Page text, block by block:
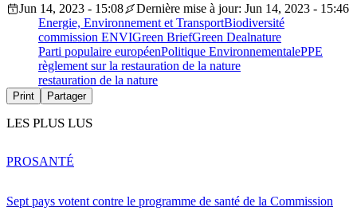
Jun 14, 2023 - 15:08
Dernière mise à jour: Jun 14, 2023 - 15:46
Energie, Environnement et TransportBiodiversité
commission ENVIGreen BriefGreen Dealnature
Parti populaire européenPolitique EnvironnementalePPE
règlement sur la restauration de la nature
restauration de la nature
Print Partager
LES PLUS LUS
Sept pays votent contre le programme de santé de la Commission
PROSANTÉ